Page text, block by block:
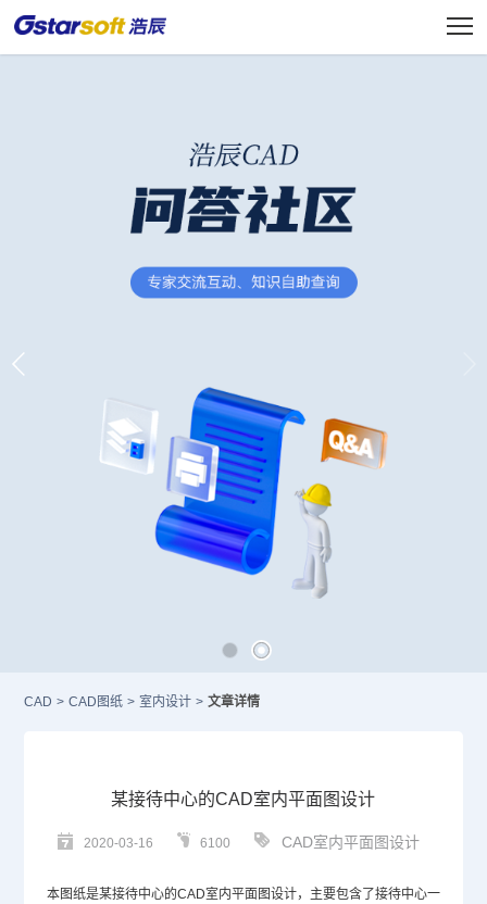
CAD > CAD图纸 > 室内设计 > 文章详情
某接待中心的CAD室内平面图设计
2020-03-16 6100 CAD室内平面图设计
本图纸是某接待中心的CAD室内平面图设计，主要包含了接待中心一